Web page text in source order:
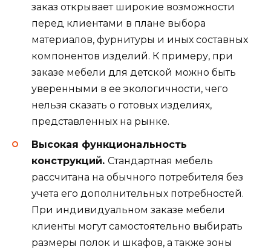
заказ открывает широкие возможности
перед клиентами в плане выбора
материалов, фурнитуры и иных составных
компонентов изделий. К примеру, при
заказе мебели для детской можно быть
уверенными в ее экологичности, чего
нельзя сказать о готовых изделиях,
представленных на рынке.
Высокая функциональность
конструкций. Стандартная мебель
рассчитана на обычного потребителя без
учета его дополнительных потребностей.
При индивидуальном заказе мебели
клиенты могут самостоятельно выбирать
размеры полок и шкафов, а также зоны